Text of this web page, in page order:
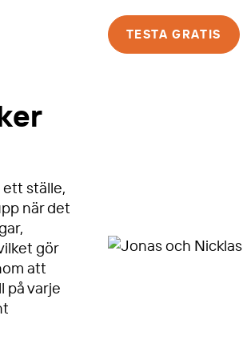
TESTA GRATIS
ställe,
när det
gör
att
på varje